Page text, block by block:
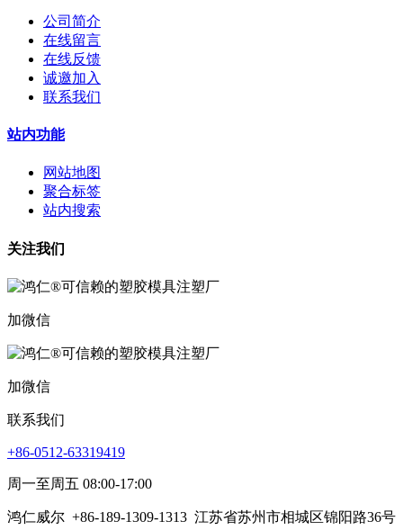
公司简介
在线留言
在线反馈
诚邀加入
联系我们
站内功能
网站地图
聚合标签
站内搜索
关注我们
加微信
加微信
联系我们
+86-0512-63319419
周一至周五 08:00-17:00
鸿仁威尔 +86-189-1309-1313 江苏省苏州市相城区锦阳路36号